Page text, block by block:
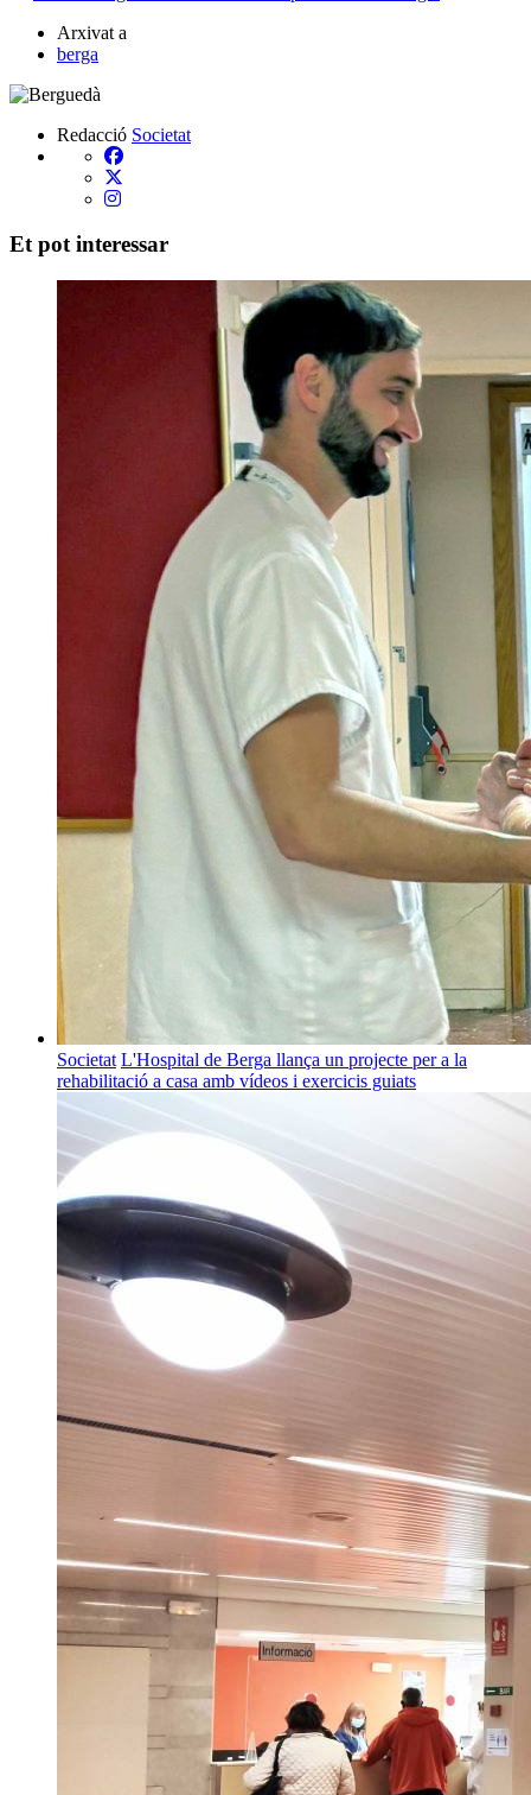
Arxivat a
berga
Redacció Societat
Et pot interessar
Societat L'Hospital de Berga llança un projecte per a la
rehabilitació a casa amb vídeos i exercicis guiats